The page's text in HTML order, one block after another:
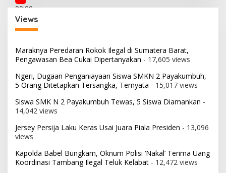
00:00
00:00
02:21
Views
Maraknya Peredaran Rokok Ilegal di Sumatera Barat,
Pengawasan Bea Cukai Dipertanyakan - 17,605 views
Ngeri, Dugaan Penganiayaan Siswa SMKN 2 Payakumbuh,
5 Orang Ditetapkan Tersangka, Ternyata - 15,017 views
Siswa SMK N 2 Payakumbuh Tewas, 5 Siswa Diamankan -
14,042 views
Jersey Persija Laku Keras Usai Juara Piala Presiden - 13,096
views
Kapolda Babel Bungkam, Oknum Polisi ‘Nakal’ Terima Uang
Koordinasi Tambang Ilegal Teluk Kelabat - 12,472 views